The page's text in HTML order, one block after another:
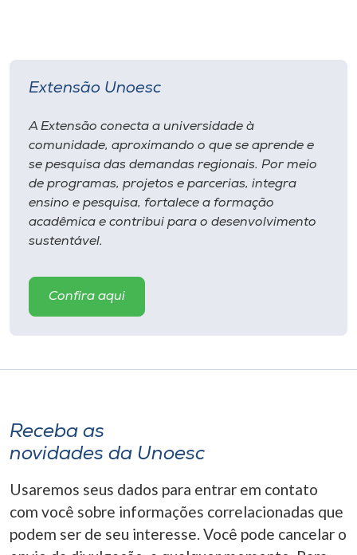
Extensão Unoesc
A Extensão conecta a universidade à
comunidade, aproximando o que se aprende e
se pesquisa das demandas regionais. Por meio
de programas, projetos e parcerias, integra
ensino e pesquisa, fortalece a formação
acadêmica e contribui para o desenvolvimento
sustentável.
Confira aqui
Receba as
novidades da Unoesc
Usaremos seus dados para entrar em contato
com você sobre informações correlacionadas que
podem ser de seu interesse. Você pode cancelar o